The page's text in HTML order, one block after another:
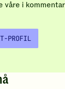
våre i
PROFIL